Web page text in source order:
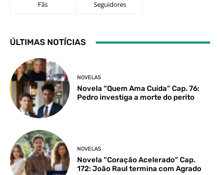
Fãs Seguidores
ÚLTIMAS NOTÍCIAS
NOVELAS
Novela “Quem Ama Cuida” Cap. 76:
Pedro investiga a morte do perito
NOVELAS
Novela “Coração Acelerado” Cap.
172: João Raul termina com Agrado